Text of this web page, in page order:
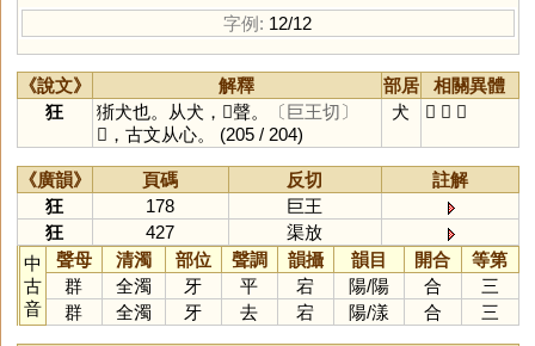
字例: 12/12
《說文》 解釋 部居
相關異體
狂
狾犬也。从犬，𡉚聲。
〔巨王切〕
𢚇，古文从心。 (205 / 204)
犬 𢚇 𤝵 𤝶
《廣韻》 頁碼 反切
註解
狂
178
巨王
狂
427
渠放
中
古
音
聲母 清濁 部位 聲調 韻攝 韻目 開合
等第
群
全濁 牙 平 宕 陽/陽 合
三
群
全濁 牙 去 宕 陽/漾 合 三